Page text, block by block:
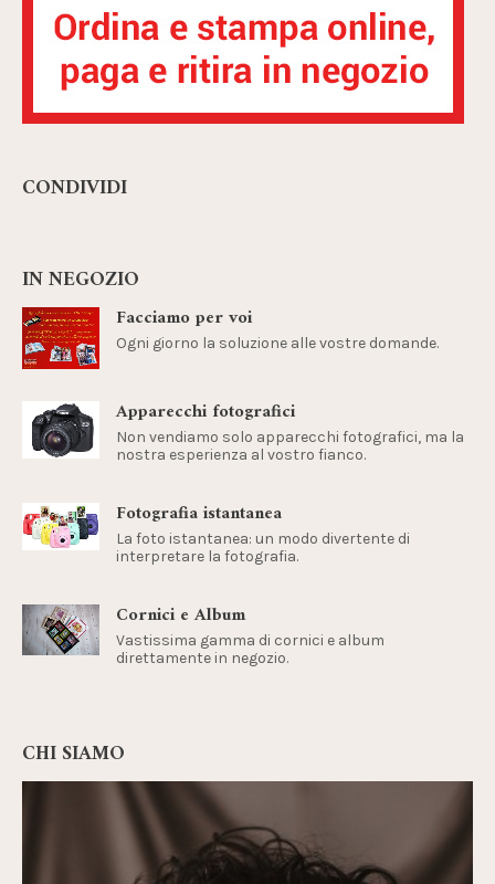
CONDIVIDI
IN NEGOZIO
Facciamo per voi
Ogni giorno la soluzione alle vostre domande.
Apparecchi fotografici
Non vendiamo solo apparecchi fotografici, ma la
nostra esperienza al vostro fianco.
Fotografia istantanea
La foto istantanea: un modo divertente di
interpretare la fotografia.
Cornici e Album
Vastissima gamma di cornici e album
direttamente in negozio.
CHI SIAMO